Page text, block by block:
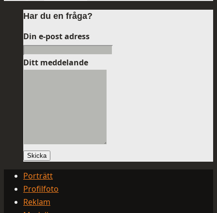
Har du en fråga?
Din e-post adress
Ditt meddelande
Skicka
Porträtt
Profilfoto
Reklam